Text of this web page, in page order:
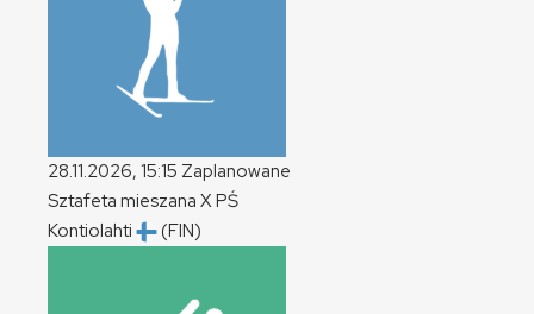
28.11.2026, 15:15 Zaplanowane
Sztafeta mieszana XPŚ
Kontiolahti
(FIN)